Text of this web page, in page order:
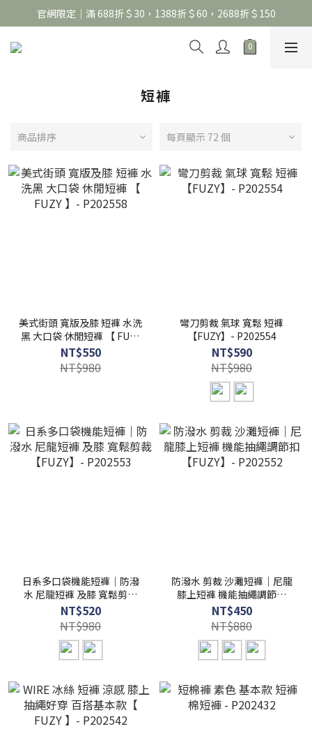
官網限定｜滿 688折＄30，1388折＄60，2688折＄150
官網限定｜滿 688折＄30，1388折＄60，2688折＄150
United Athle系列｜註冊會員299免運
短褲
商品排序 每頁顯示 72 個
美式街頭 寬版及膝 短褲 水洗
黑 大口袋 休閒短褲 【 FUZY
】- P202558
NT$550
NT$980
彎刀剪裁 氣球 寬鬆 短褲
【FUZY】- P202554
NT$590
NT$980
日系多口袋機能短褲｜防潑
水 尼龍短褲 及膝 寬鬆剪裁
【FUZY】- P202553
NT$520
NT$980
防潑水 剪裁 沙灘短褲｜尼龍
膝上短褲 機能抽繩調節扣
【FUZY】- P202552
NT$450
NT$880